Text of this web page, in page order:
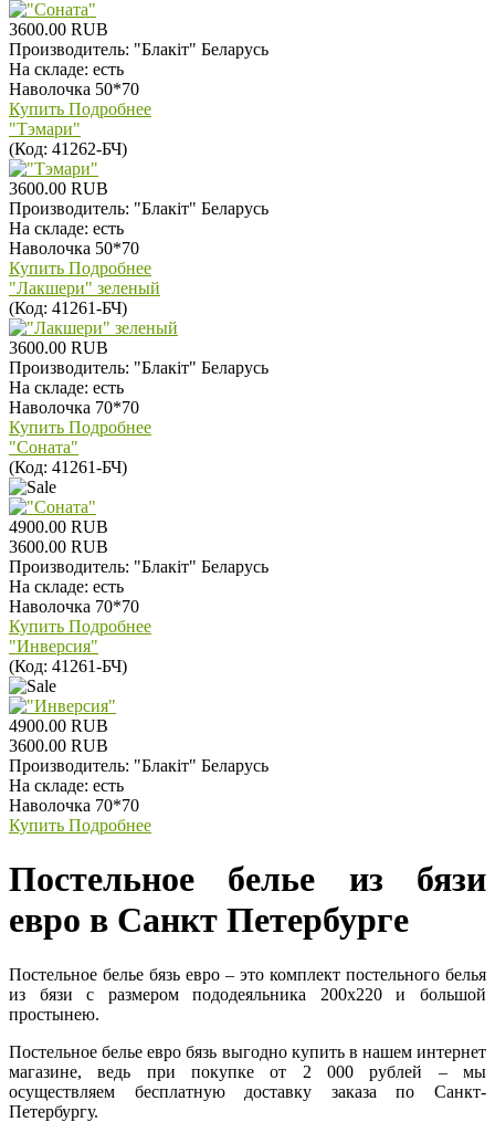
3600.00 RUB
Производитель: "Блакiт" Беларусь
На складе: есть
Наволочка 50*70
Купить Подробнее
"Тэмари"
(Код: 41262-БЧ)
3600.00 RUB
Производитель: "Блакiт" Беларусь
На складе: есть
Наволочка 50*70
Купить Подробнее
"Лакшери" зеленый
(Код: 41261-БЧ)
3600.00 RUB
Производитель: "Блакiт" Беларусь
На складе: есть
Наволочка 70*70
Купить Подробнее
"Соната"
(Код: 41261-БЧ)
4900.00 RUB
3600.00 RUB
Производитель: "Блакiт" Беларусь
На складе: есть
Наволочка 70*70
Купить Подробнее
"Инверсия"
(Код: 41261-БЧ)
4900.00 RUB
3600.00 RUB
Производитель: "Блакiт" Беларусь
На складе: есть
Наволочка 70*70
Купить Подробнее
Постельное белье из бязи
евро в Санкт Петербурге
Постельное белье бязь евро – это комплект постельного белья
из бязи с размером пододеяльника 200х220 и большой
простынею.
Постельное белье евро бязь выгодно купить в нашем интернет
магазине, ведь при покупке от 2 000 рублей – мы
осуществляем бесплатную доставку заказа по Санкт-
Петербургу.